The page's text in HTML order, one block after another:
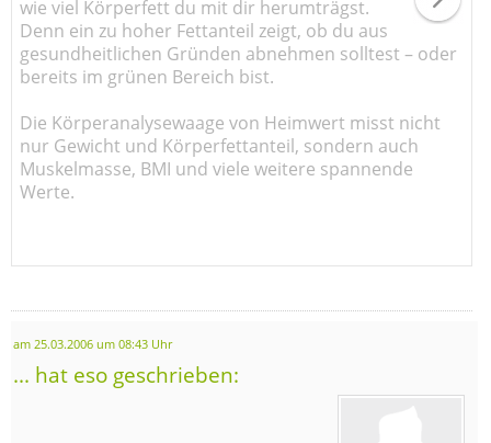
wie viel Körperfett du mit dir herumträgst.
Denn ein zu hoher Fettanteil zeigt, ob du aus
gesundheitlichen Gründen abnehmen solltest – oder
bereits im grünen Bereich bist.
Die Körperanalysewaage von Heimwert misst nicht
nur Gewicht und Körperfettanteil, sondern auch
Muskelmasse, BMI und viele weitere spannende
Werte.
am 25.03.2006 um 08:43 Uhr
... hat eso geschrieben: